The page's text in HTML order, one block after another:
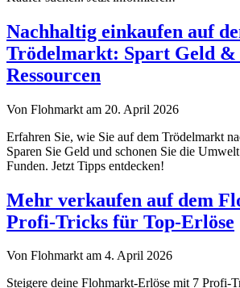
Nachhaltig einkaufen auf
Trödelmarkt: Spart Geld &
Ressourcen
Von Flohmarkt am 20. April 2026
Erfahren Sie, wie Sie auf dem Trödelmarkt
Sparen Sie Geld und schonen Sie die
Funden. Jetzt Tipps entdecken!
Mehr verkaufen auf dem
Profi-Tricks für Top-Erlöse
Von Flohmarkt am 4. April 2026
Steigere deine Flohmarkt-Erlöse mit 7 Profi-